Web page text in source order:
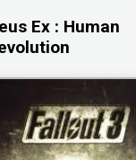
Ex : Human